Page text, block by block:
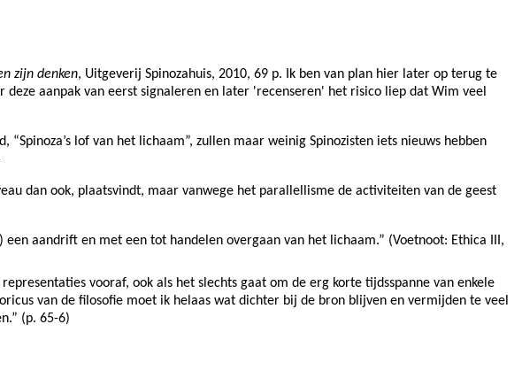
zijn denken, Uitgeverij Spinozahuis, 2010, 69 p. Ik ben van plan hier later op terug te
aanpak van eerst signaleren en later 'recenseren' het risico liep dat Wim veel
lof van het lichaam”, zullen maar weinig Spinozisten iets nieuws hebben
dan ook, plaatsvindt, maar vanwege het parallellisme de activiteiten van de geest
aandrift en met een tot handelen overgaan van het lichaam.” (Voetnoot: Ethica III,
vooraf, ook als het slechts gaat om de erg korte tijdsspanne van enkele
van de filosofie moet ik helaas wat dichter bij de bron blijven en vermijden te veel
(p. 65-6)